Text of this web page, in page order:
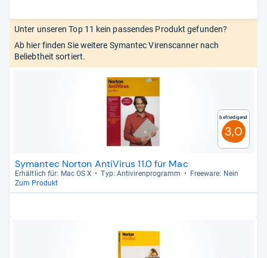
Unter unseren Top 11 kein passendes Produkt gefunden?
Ab hier finden Sie weitere Symantec Virenscanner nach
Beliebtheit sortiert.
Befriedigend
3,0
Symantec Norton AntiVirus 11.0 für Mac
Erhält­lich für: Mac OS X Typ: Anti­vi­ren­pro­gramm
Free­ware: Nein
Zum Produkt